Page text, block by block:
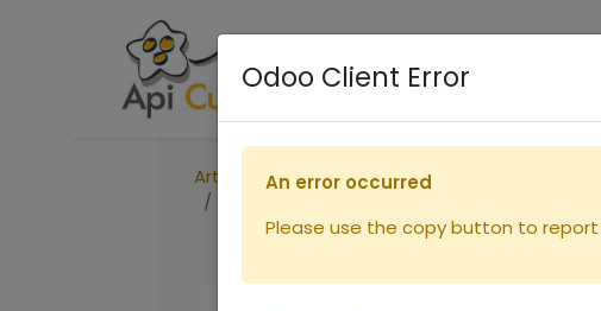
Accueil Boutique
Articles
Ruches
Odoo Client Error
An error occurred
Please use the copy button to